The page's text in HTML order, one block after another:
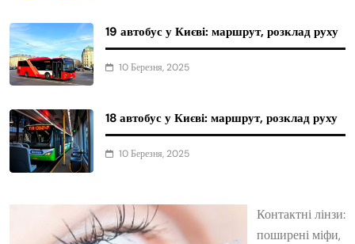
19 автобус у Києві: маршрут, розклад руху
10 Березня, 2025
18 автобус у Києві: маршрут, розклад руху
10 Березня, 2025
Контактні лінзи:
поширені міфи,